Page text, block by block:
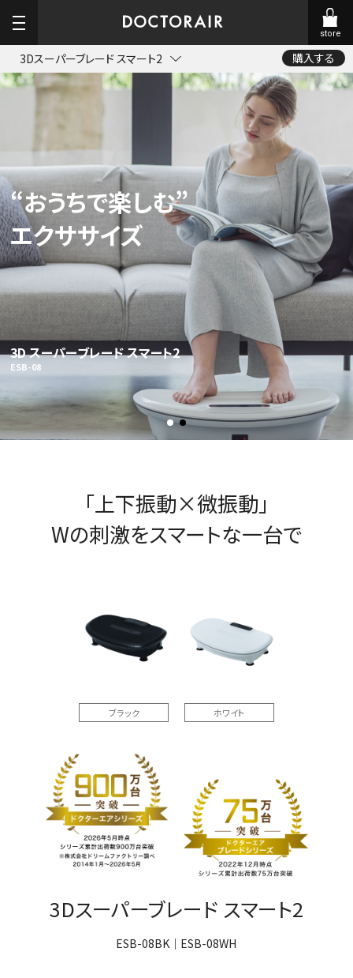
store
3Dスーパーブレード スマート2 購入する
“おうちで楽しむ”
エクササイズ
3D スーパーブレード スマート2
ESB-08
「上下振動×微振動」
Wの刺激をスマートな一台で
ブラック ホワイト
3Dスーパーブレード スマート2
ESB-08BK｜ESB-08WH